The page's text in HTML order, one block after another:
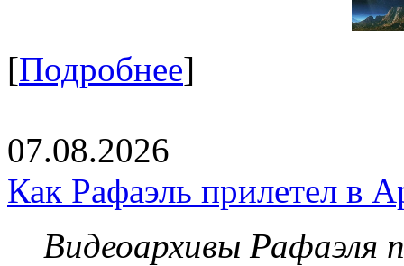
[Подробнее]
07.08.2026
Как Рафаэль прилетел в
Видеоархивы Рафаэля